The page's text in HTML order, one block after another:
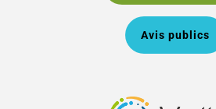
Avis publics